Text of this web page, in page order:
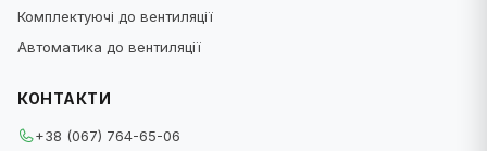
з коробчастими каналами прямокутного
перерізу. Корпус пристрою найчастіше
Широкий спектр продуктивність моделей
Комплектуючі до вентиляції
Автоматика до вентиляції
КОНТАКТИ
+38 (067) 764-65-06